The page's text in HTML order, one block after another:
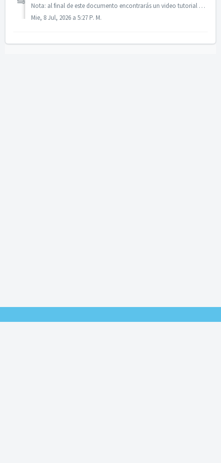
Nota: al final de este documento encontrarás un video tutorial explicando el paso a paso Enviando layouts a bFiskur®︎ a través de del web service. Los ...
Mie, 8 Jul, 2026 a 5:27 P. M.